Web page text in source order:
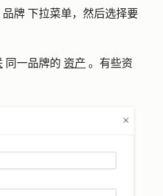
品牌 下拉菜单，然后选择要
同一品牌的 资产 。有些资